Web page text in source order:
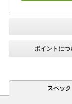
ポイントにつ
スペック